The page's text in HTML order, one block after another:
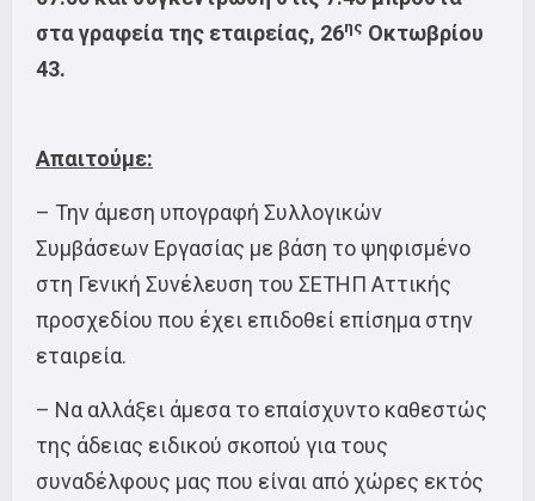
στα γραφεία της εταιρείας, 26ης Οκτωβρίου
43.
Απαιτούμε:
– Την άμεση υπογραφή Συλλογικών
Συμβάσεων Εργασίας με βάση το ψηφισμένο
στη Γενική Συνέλευση του ΣΕΤΗΠ Αττικής
προσχεδίου που έχει επιδοθεί επίσημα στην
εταιρεία.
– Να αλλάξει άμεσα το επαίσχυντο καθεστώς
της άδειας ειδικού σκοπού για τους
συναδέλφους μας που είναι από χώρες εκτός